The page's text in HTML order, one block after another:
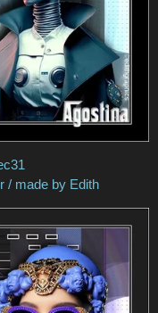
Felinec31
by Edith